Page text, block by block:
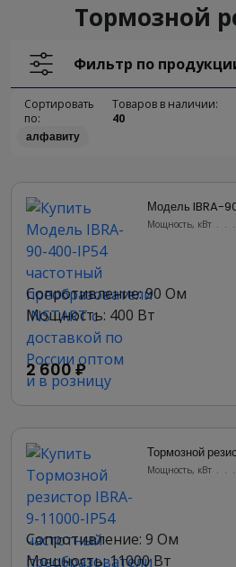
Тормозной
Фильтр по
Сортировать
по:
алфавиту
Товаров в наличии:
40
Модель IBRA-
Мощность, кВт
Сопротивление: 90 Ом
Мощность: 400 Вт
2 600 ₽
Тормозной
Мощность, кВт
Сопротивление: 9 Ом
Мощность: 11000 Вт